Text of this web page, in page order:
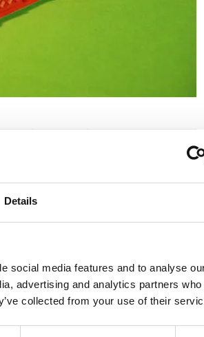
Details
social media features and to analyse
advertising and analytics partners
collected from your use of their
gab es 177 Teile inklusive einer
sehr detailliert gestaltet.
wie eine Villa.